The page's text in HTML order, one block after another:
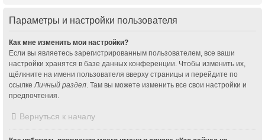
Параметры и настройки пользователя
Как мне изменить мои настройки?
Если вы являетесь зарегистрированным пользователем, все ваши
настройки хранятся в базе данных конференции. Чтобы изменить их,
щёлкните на имени пользователя вверху страницы и перейдите по
ссылке Личный раздел . Там вы можете изменить все свои настройки и
предпочтения.
Вернуться к началу